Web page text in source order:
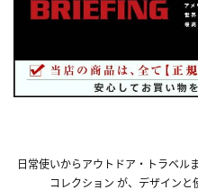
日常使いからアウトドア・トラベル
コレクション が、デザインと